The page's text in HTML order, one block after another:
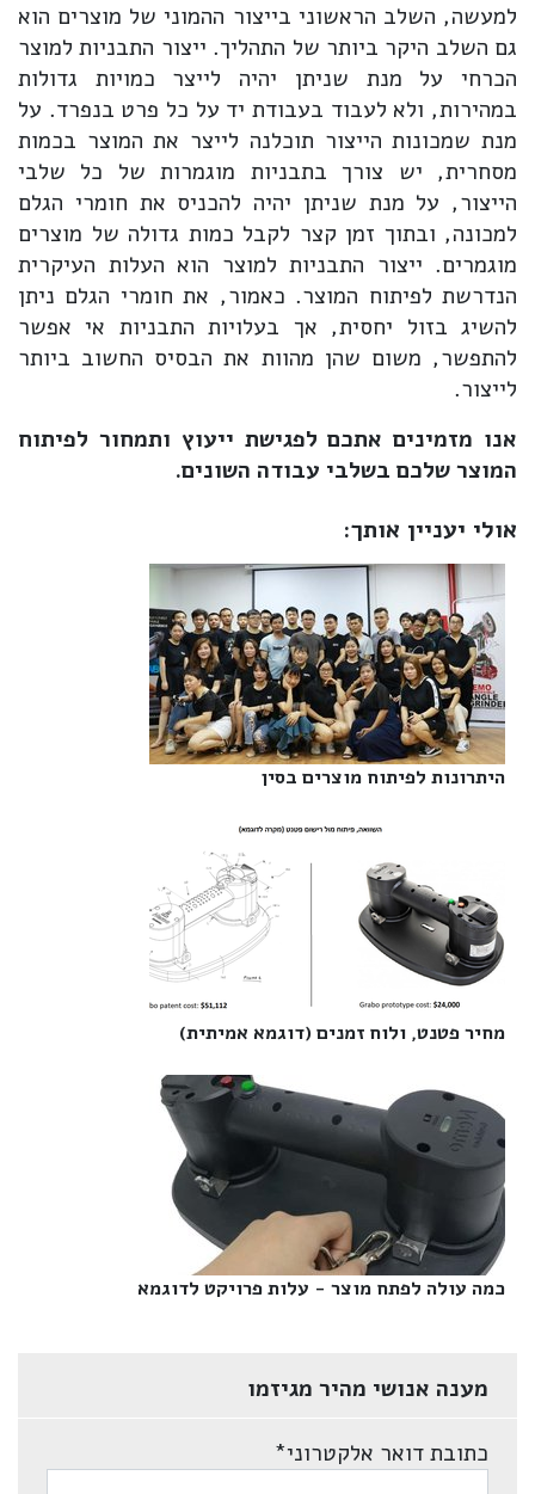
למעשה, השלב הראשוני בייצור ההמוני של מוצרים הוא
גם השלב היקר ביותר של התהליך. ייצור התבניות למוצר
הכרחי על מנת שניתן יהיה לייצר כמויות גדולות
במהירות, ולא לעבוד בעבודת יד על כל פרט בנפרד. על
מנת שמכונות הייצור תוכלנה לייצר את המוצר בכמות
מסחרית, יש צורך בתבניות מוגמרות של כל שלבי
הייצור, על מנת שניתן יהיה להכניס את חומרי הגלם
למכונה, ובתוך זמן קצר לקבל כמות גדולה של מוצרים
מוגמרים. ייצור התבניות למוצר הוא העלות העיקרית
הנדרשת לפיתוח המוצר. כאמור, את חומרי הגלם ניתן
להשיג בזול יחסית, אך בעלויות התבניות אי אפשר
להתפשר, משום שהן מהוות את הבסיס החשוב ביותר
לייצור.
אנו מזמינים אתכם לפגישת ייעוץ ותמחור לפיתוח
המוצר שלכם בשלבי עבודה השונים.
אולי יעניין אותך:
היתרונות לפיתוח מוצרים בסין‎
מחיר פטנט, ולוח זמנים (דוגמא אמיתית)‎
כמה עולה לפתח מוצר - עלות פרויקט לדוגמא‎
מענה אנושי מהיר מגיזמו
כתובת דואר אלקטרוני*